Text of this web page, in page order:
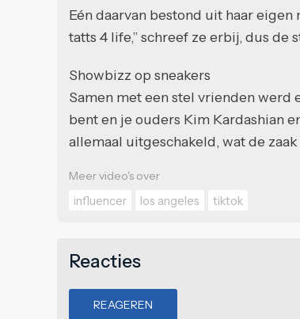
Eén daarvan bestond uit haar eigen
tatts 4 life,” schreef ze erbij, dus de
Showbizz op sneakers
Samen met een stel vrienden werd
bent en je ouders Kim Kardashian
allemaal uitgeschakeld, wat de
Meer video's over
influencer
los angeles tiktok
Reacties
REAGEREN